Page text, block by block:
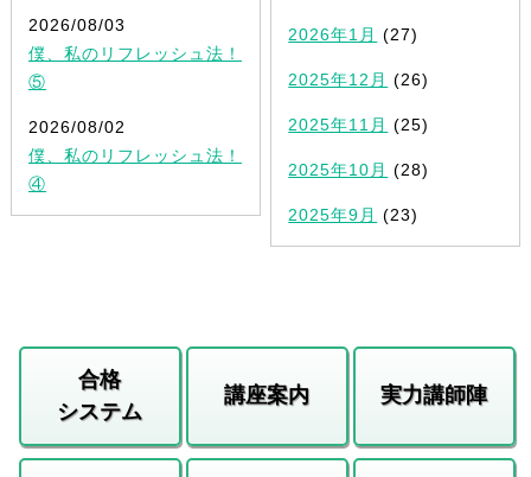
2026/08/03
僕、私のリフレッシュ法！
⑤
2026/08/02
僕、私のリフレッシュ法！
④
2026年1月 (27)
2025年12月 (26)
2025年11月 (25)
2025年10月 (28)
2025年9月 (23)
合格
システム
講座案内 実力講師陣